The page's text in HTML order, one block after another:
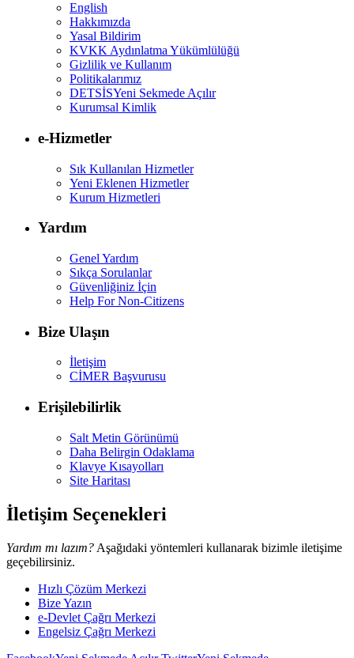
English
Hakkımızda
Yasal Bildirim
KVKK Aydınlatma Yükümlülüğü
Gizlilik ve Kullanım
Politikalarımız
DETSİSYeni Sekmede Açılır
Kurumsal Kimlik
e-Hizmetler
Sık Kullanılan Hizmetler
Yeni Eklenen Hizmetler
Kurum Hizmetleri
Yardım
Genel Yardım
Sıkça Sorulanlar
Güvenliğiniz İçin
Help For Non-Citizens
Bize Ulaşın
İletişim
CİMER Başvurusu
Erişilebilirlik
Salt Metin Görünümü
Daha Belirgin Odaklama
Klavye Kısayolları
Site Haritası
İletişim Seçenekleri
Yardım mı lazım? Aşağıdaki yöntemleri kullanarak bizimle iletişime
geçebilirsiniz.
Hızlı Çözüm Merkezi
Bize Yazın
e-Devlet Çağrı Merkezi
Engelsiz Çağrı Merkezi